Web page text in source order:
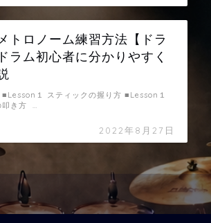
トロノーム練習方法【ドラ
ラム初心者に分かりやすく
2022年8月27日
■Lesson１ スティックの握り方 ■Lesson１
叩き方 …